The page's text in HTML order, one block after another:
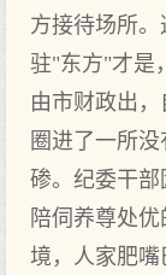
方接待场所
驻"东方"才是
由市财政出
圈进了一所
碜。纪委干部
陪伺养尊处
境，人家肥嘴